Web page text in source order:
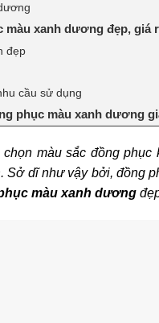
màu xanh dương đẹp, giá
đẹp
cầu sử dụng
phục màu xanh dương
màu sắc đồng
Sở dĩ như vậy bởi, đồng
màu xanh dương